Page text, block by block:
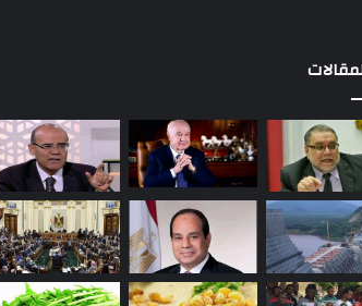
مباريات
الأهلي
في
الدوري
المصري
بالدور
الأول
منذ يومين